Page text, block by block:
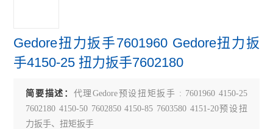
Gedore扭力扳手7601960 Gedore扭力扳
手4150-25 扭力扳手7602180
简要描述： 代理Gedore预设扭矩扳手 : 7601960 4150-25
7602180 4150-50 7602850 4150-85 7603580 4151-20预设扭
力扳手、扭矩扳手